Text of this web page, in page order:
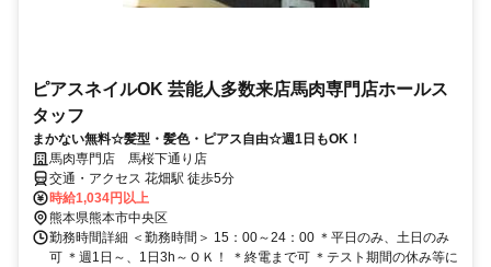
ピアスネイルOK 芸能人多数来店馬肉専門店ホールス
タッフ
まかない無料☆髪型・髪色・ピアス自由☆週1日もOK！
馬肉専門店 馬桜下通り店
交通・アクセス 花畑駅 徒歩5分
時給1,034円以上
熊本県熊本市中央区
勤務時間詳細 ＜勤務時間＞ 15：00～24：00 ＊平日のみ、土日のみ
可 ＊週1日～、1日3h～ＯＫ！ ＊終電まで可 ＊テスト期間の休み等に